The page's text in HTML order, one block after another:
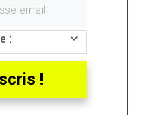
de l’urbanisation
de la capitale,
:
!